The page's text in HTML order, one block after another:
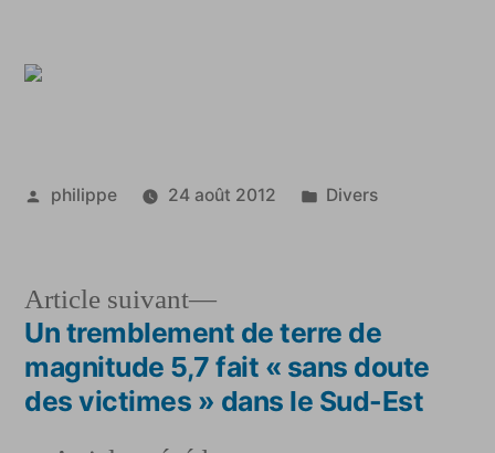
Publié
philippe 24 août 2012
Publié
Divers
Navigation
de
Article suivant
Article
suivant :
Un tremblement de terre de
magnitude 5,7 fait « sans doute
des victimes » dans le Sud-Est